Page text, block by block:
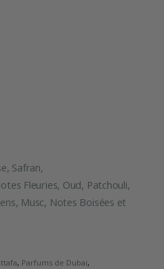
Safran,
Fleuries, Oud, Patchouli,
Musc, Notes Boisées et
, Parfums de Dubai,